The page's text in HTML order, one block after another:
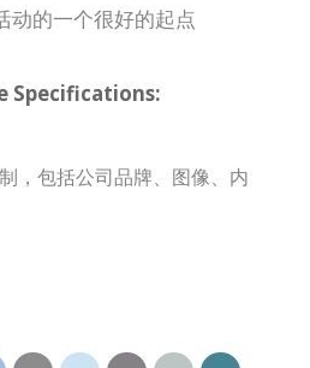
动的一个很好的起点
Specifications:
，包括公司品牌、图像、内